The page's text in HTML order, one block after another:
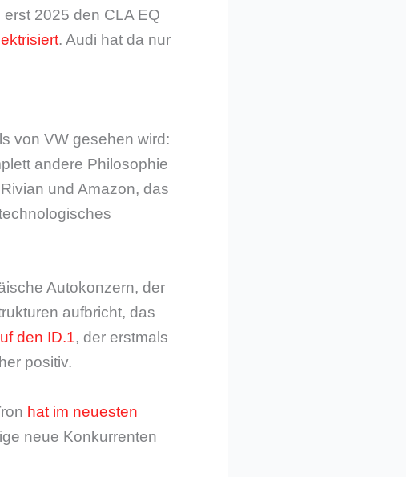
2025 den CLA EQ
. Audi hat da nur
von VW gesehen wird:
andere Philosophie
und Amazon, das
Autokonzern, der
aufbricht, das
den ID.1, der erstmals
positiv.
hat im neuesten
neue Konkurrenten